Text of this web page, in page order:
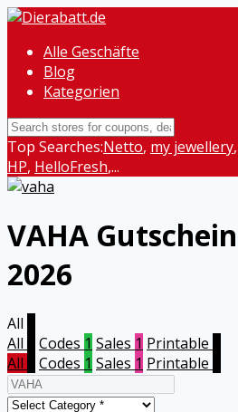
Alle Geschäfte
Blog
Kategorien
Top Searches:Netto, my jewellery,
HP, HelloFresh,...
VAHA
2026
All
All
Codes 1 Sales 1 Printable
All
Codes 1 Sales 1 Printable